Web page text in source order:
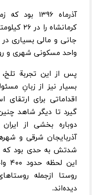
واحد مسکونی شهری و
پس از این تجربة
بسیار نیز از زبانِ
اقداماتی برای
گیرد تا دیگر شاهد
آذربایجان شرقی و
شدتش به حدی بود که
روستا ازجمله
دیده‌اند.